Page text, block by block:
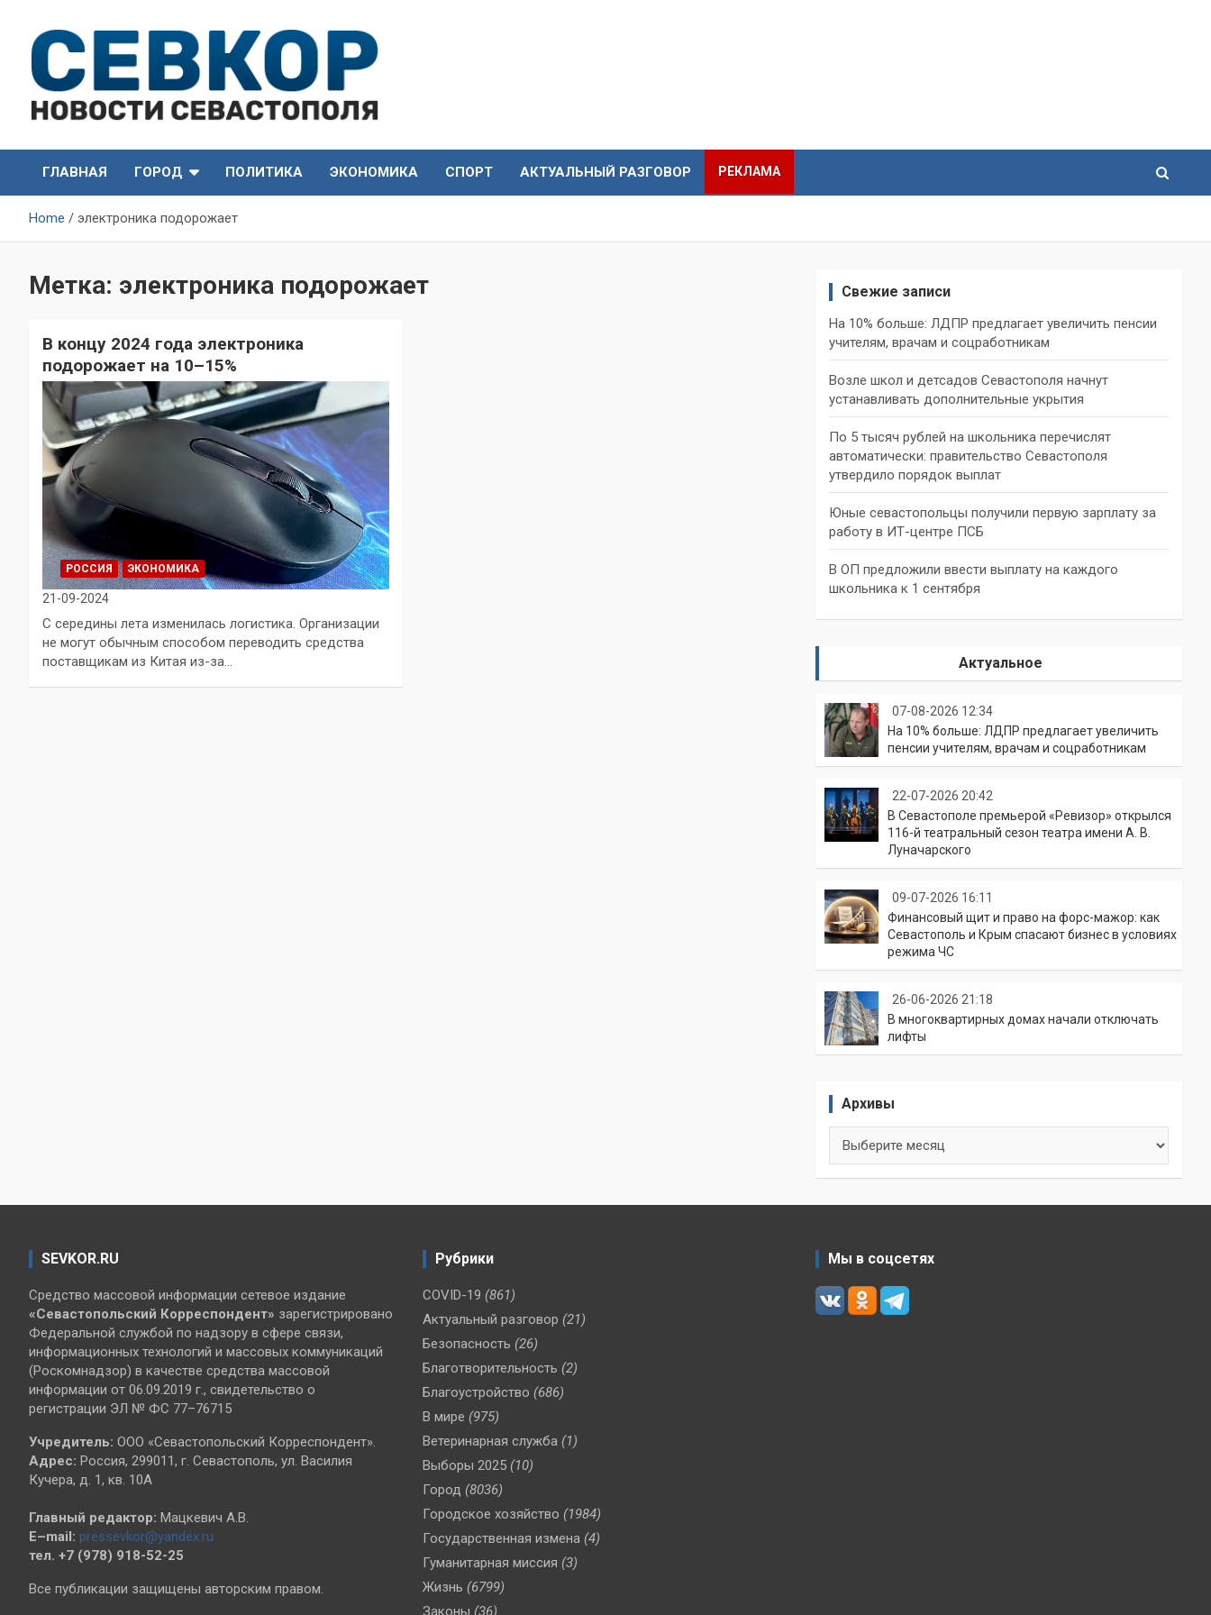
content
СевКор — Новости
Севастополя
Севастополя
ГЛАВНАЯ
ГОРОД ПОЛИТИКА ЭКОНОМИКА СПОРТ АКТУАЛЬНЫЙ РАЗГОВОР РЕКЛАМА
Home электроника подорожает
Метка: электроника подорожает
В концу 2024 года электроника
подорожает на 10–15%
РОССИЯ ЭКОНОМИКА
21-09-2024
С середины лета изменилась логистика. Организации
не могут обычным способом переводить средства
поставщикам из Китая из-за…
Свежие записи
На 10% больше: ЛДПР предлагает увеличить пенсии
учителям, врачам и соцработникам
Возле школ и детсадов Севастополя начнут
устанавливать дополнительные укрытия
По 5 тысяч рублей на школьника перечислят
автоматически: правительство Севастополя
утвердило порядок выплат
Юные севастопольцы получили первую зарплату за
работу в ИТ-центре ПСБ
В ОП предложили ввести выплату на каждого
школьника к 1 сентября
Актуальное
07-08-2026 12:34
На 10% больше: ЛДПР предлагает увеличить
пенсии учителям, врачам и соцработникам
22-07-2026 20:42
В Севастополе премьерой «Ревизор» открылся
116-й театральный сезон театра имени А. В.
Луначарского
09-07-2026 16:11
Финансовый щит и право на форс-мажор: как
Севастополь и Крым спасают бизнес в условиях
режима ЧС
26-06-2026 21:18
В многоквартирных домах начали отключать
лифты
Архивы
SEVKOR.RU
Средство массовой информации сетевое издание
«Севастопольский Корреспондент» зарегистрировано
Федеральной службой по надзору в сфере связи,
информационных технологий и массовых коммуникаций
(Роскомнадзор) в качестве средства массовой
информации от 06.09.2019 г., свидетельство о
регистрации ЭЛ № ФС 77–76715
Учредитель: ООО «Севастопольский Корреспондент».
Адрес: Россия, 299011, г. Севастополь, ул. Василия
Кучера, д. 1, кв. 10А
Главный редактор: Мацкевич А.В.
E–mail: pressevkor@yandex.ru
тел. +7 (978) 918-52-25
Все публикации защищены авторским правом.
Рубрики
COVID-19 (861)
Актуальный разговор (21)
Безопасность (26)
Благотворительность (2)
Благоустройство (686)
В мире (975)
Ветеринарная служба (1)
Выборы 2025 (10)
Город (8036)
Городское хозяйство (1984)
Государственная измена (4)
Гуманитарная миссия (3)
Жизнь (6799)
Законы (36)
Мы в соцсетях